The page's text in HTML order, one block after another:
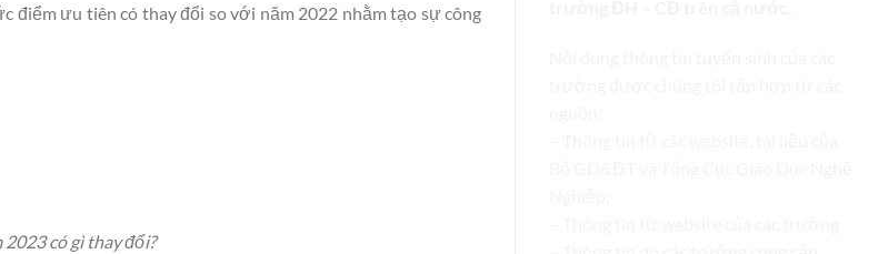
điểm ưu tiên có thay đổi so với năm 2022 nhằm tạo sự công
có gì thay đổi?